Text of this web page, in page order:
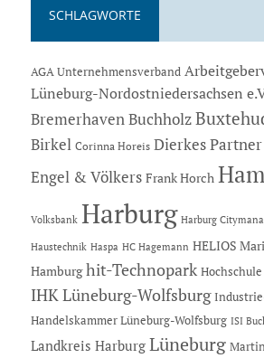
SCHLAGWORTE
AGA Unternehmensverband
Lüneburg-Nordostniedersachsen
Bremerhaven Buchholz
Birkel Corinna Horeis Dierkes Partner
Engel & Völkers Frank Horch
Volksbank Harburg Harburg
Haustechnik Haspa HC Hagemann HELIOS
Hamburg hit-Technopark Hochschule
IHK Lüneburg-Wolfsburg
Handelskammer Lüneburg-Wolfsburg ISI
Landkreis Harburg Lüneburg